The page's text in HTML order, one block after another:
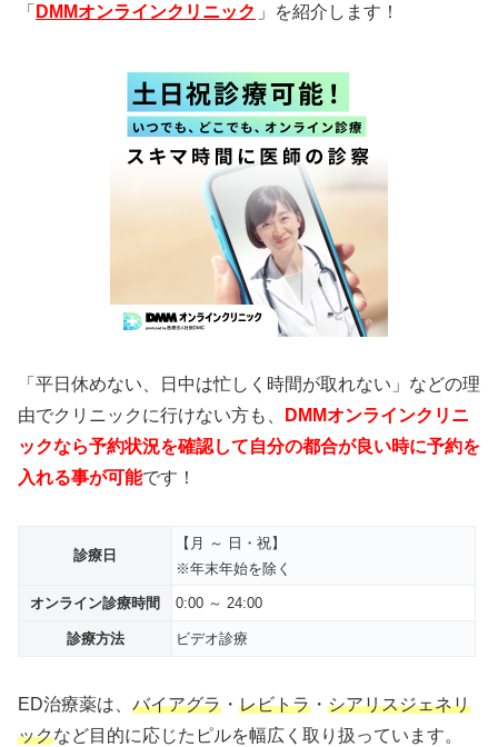
「 DMMオンラインクリニック 」を紹介します！
「平日休めない、日中は忙しく時間が取れない」などの理
由でクリニックに行けない方も、
DMMオンラインクリニ
ックなら予約状況を確認して自分の都合が良い時に予約を
入れる事が可能です！
診療日
【月 ～ 日・祝】
※年末年始を除く
オンライン診療時間 0:00 ～ 24:00
診療方法 ビデオ診療
ED治療薬は、 バイアグラ ・ レビトラ ・ シアリスジェネリ
ックなど目的に応じたピルを幅広く取り扱っています。